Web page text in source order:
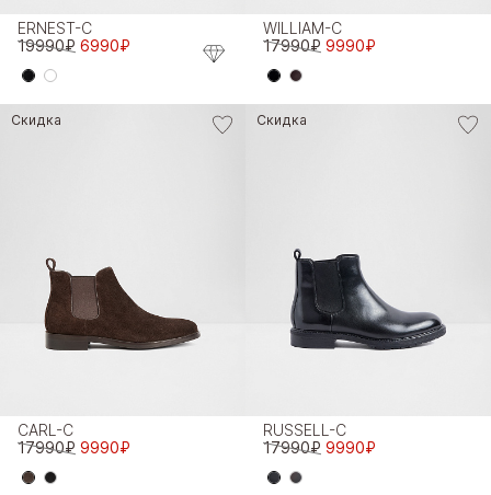
ERNEST-C
19990₽ 6990₽
WILLIAM-C
17990₽ 9990₽
CARL-C
17990₽ 9990₽
Скидка
RUSSELL-C
17990₽ 9990₽
Скидка